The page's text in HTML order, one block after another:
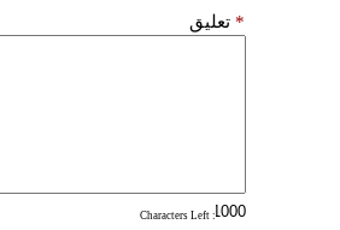
تعليق *
: Characters Left